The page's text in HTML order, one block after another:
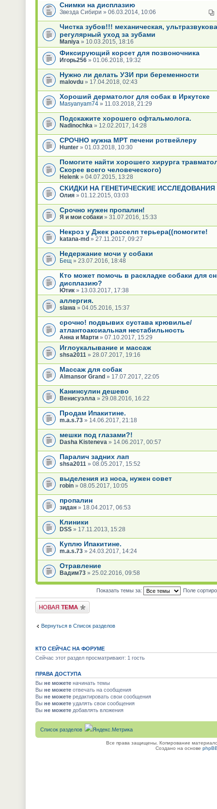
Снимки на дисплазию
Звезда Сибири » 06.03.2014, 10:06
Чистка зубов!!! механическая,
регулярный уход за зубами
Maniya » 10.03.2015, 18:16
Фиксирующий корсет для позвоночника
Игорь256» 01.06.2018, 19:32
Нужно ли делать УЗИ при беременности
malovdu» 17.04.2018, 02:43
Хороший дерматолог для собак в Иркутске
Masyanyam74» 11.03.2018, 21:29
Подскажите хорошего офтальмолога.
Nadinochka » 12.02.2017, 14:28
СРОЧНО нужна МРТ печени ротвейлеру
Hunter» 01.03.2018, 10:30
Помогите найти хорошего хирурга
Скорее всего человеческого)
Helenk» 04.07.2015, 13:28
СКИДКИ НА ГЕНЕТИЧЕСКИЕ ИССЛЕДОВАНИЯ
Олия» 01.12.2015, 03:03
Срочно нужен пропалин!
Я и мои собаки» 31.07.2016, 15:33
Некроз у Джек расселп терьера((помогите!
katana-md» 27.11.2017, 09:27
Недержание мочи у собаки
Бещ » 23.07.2016, 18:48
Кто может помочь в раскладке собаки для
дисплазию?
Ютик» 13.03.2017, 17:38
аллергия.
slawa » 04.05.2016, 15:37
срочно! подвывих сустава крювилье/
атлантоаксиальная нестабильность
Анна и Марти» 07.10.2017, 15:29
Иглоукалывание и массаж
shsa2011 » 28.07.2017, 19:16
Массаж для собак
Almansor Grand» 17.07.2017, 22:05
Канинсулин дешево
Венисуэлла » 29.08.2016, 16:22
Продам Ипакитине.
m.a.s.73» 14.06.2017, 21:18
мешки под глазами?!
Dasha Kisteneva » 14.06.2017, 00:57
Паралич задних лап
shsa2011 » 08.05.2017, 15:52
выделения из носа, нужен совет
robin» 08.05.2017, 10:05
пропалин
зидан» 18.04.2017, 06:53
Клиники
DSS» 17.11.2013, 15:28
Куплю Ипакитине.
m.a.s.73» 24.03.2017, 14:24
Отравление
Вадим73» 25.02.2016, 09:58
Показать темы за: Поле
Новая тема
Вернуться в Список разделов
КТО СЕЙЧАС НА ФОРУМЕ
Сейчас этот раздел просматривают: 1 гость
ПРАВА ДОСТУПА
Вы не можетеначинать темы
Вы не можетеотвечать на сообщения
Вы не можетередактировать свои сообщения
Вы не можетеудалять свои сообщения
Вы не можетедобавлять вложения
Список разделов
Все права защищены. Копирование
Создано на основе